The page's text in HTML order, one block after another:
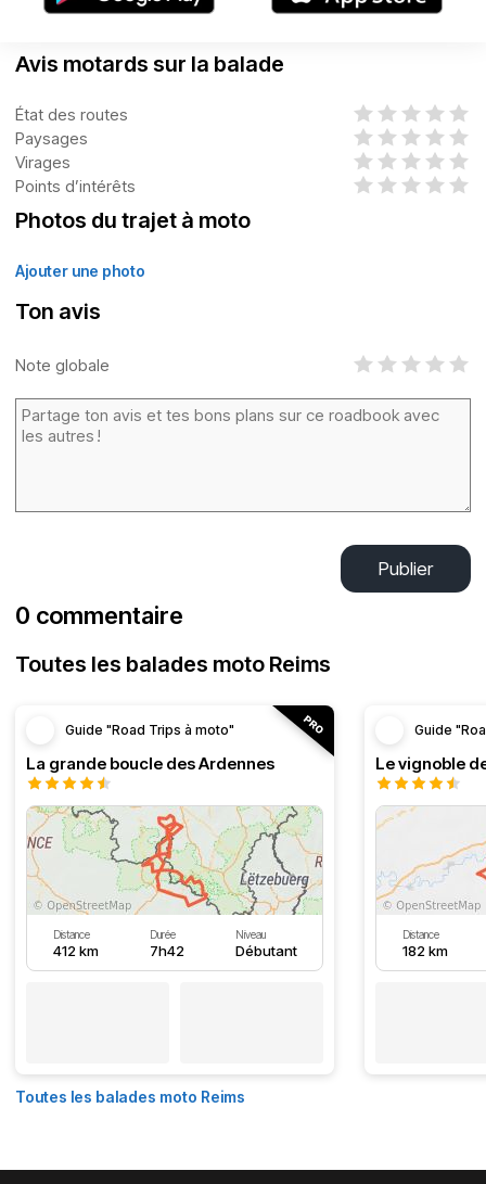
Avis motards sur la balade
État des routes
Paysages
Virages
Points d’intérêts
Photos du trajet à moto
Ajouter une photo
Ton avis
Note globale
Publier
0 commentaire
Toutes les balades moto Reims
Guide "Road Trips à moto"
La grande boucle des Ardennes
Distance
412 km
Durée
7h42
Niveau
Débutant
Guide
Le vignoble
Distance
182 km
Toutes les balades moto Reims